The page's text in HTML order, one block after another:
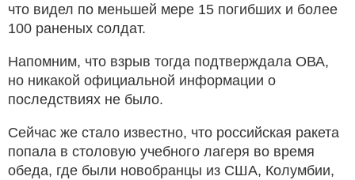
что видел по меньшей мере 15 погибших и более
100 раненых солдат.
Напомним, что взрыв тогда подтверждала ОВА,
но никакой официальной информации о
последствиях не было.
Сейчас же стало известно, что российская ракета
попала в столовую учебного лагеря во время
обеда, где были новобранцы из США, Колумбии,